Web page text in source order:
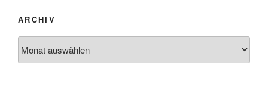
ARCHIV